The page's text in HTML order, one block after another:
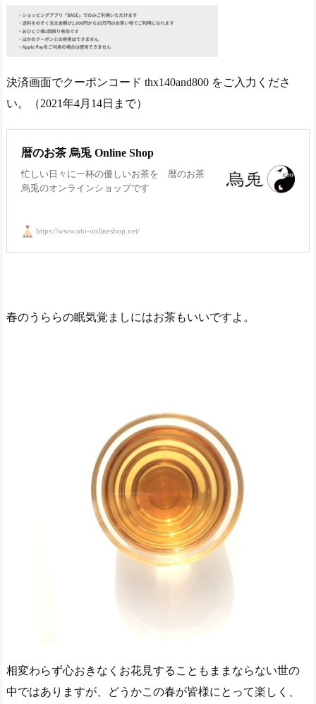
決済画面でクーポンコード thx140and800 をご入力くださ
い。（2021年4月14日まで）
暦のお茶 烏兎 Online Shop
忙しい日々に一杯の優しいお茶を 暦のお茶
烏兎のオンラインショップです
https://www.uto-onlineshop.net/
春のうららの眠気覚ましにはお茶もいいですよ。
相変わらず心おきなくお花見することもままならない世の
中ではありますが、どうかこの春が皆様にとって楽しく、